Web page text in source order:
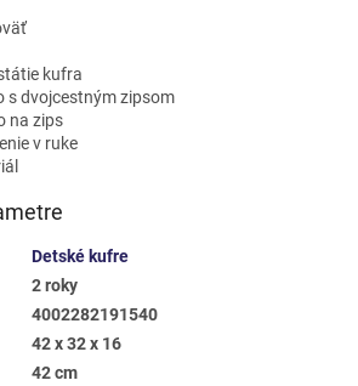
kufra
s dvojcestným zipsom
na zips
v ruke
Detské kufre
2 roky
4002282191540
42 x 32 x 16
42 cm